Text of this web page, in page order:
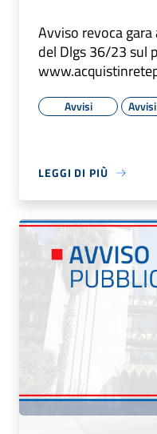
Avviso revoca
del Dlgs 36/23 sul
Avvisi
LEGGI DI PIÙ